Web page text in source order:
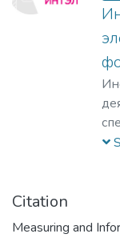
Citation
Measuring and